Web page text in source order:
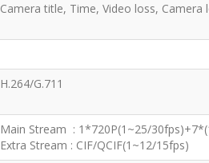
Camera title, Time, Video loss,
H.264/G.711
Main Stream : 1*720P(1~25/
Extra Stream : CIF/QCIF(1~12/15fps)